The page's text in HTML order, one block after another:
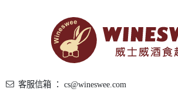
客服信箱 ： cs@wineswee.com